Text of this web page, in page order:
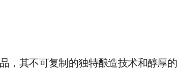
，其不可复制的独特酿造技术和醇厚的